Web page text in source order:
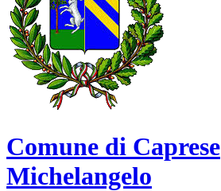
Comune di Caprese
Michelangelo